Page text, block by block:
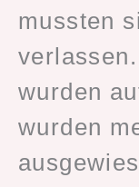
mussten
wurden
wurden